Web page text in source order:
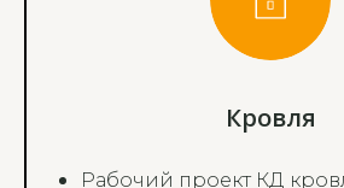
Кровля
Рабочий проект КД